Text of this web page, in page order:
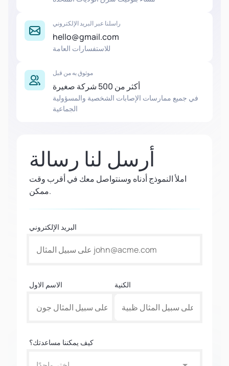
راسلنا عبر البريد الإلكتروني
hello@gmail.com
للاستفسارات العامة
موثوق به من قبل
أكثر من 500 شركة صغيرة
في جميع ممارسات الإصابات الشخصية والمسؤولية
الجماعية
أرسل لنا رسالة
املأ النموذج أدناه وسنتواصل معك في أقرب وقت
ممكن.
البريد الإلكتروني
الاسم الاول الكنية
كيف يمكننا مساعدتك؟